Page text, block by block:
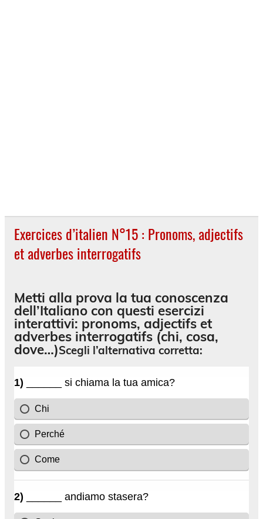
Exercices d’italien N°15 : Pronoms, adjectifs
et adverbes interrogatifs
Metti alla prova la tua conoscenza
dell’Italiano con questi esercizi
interattivi: pronoms, adjectifs et
adverbes interrogatifs (chi, cosa,
dove…)Scegli l’alternativa corretta: